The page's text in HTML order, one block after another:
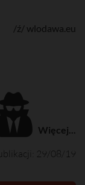
/ź/ wlodawa.eu
Więcej...
29/08/19